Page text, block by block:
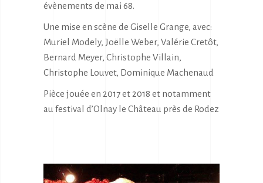
évènements de mai 68.
Une mise en scène de Giselle Grange, avec:
Muriel Modely, Joëlle Weber, Valérie Cretôt,
Bernard Meyer, Christophe Villain,
Christophe Louvet, Dominique Machenaud
Pièce jouée en 2017 et 2018 et notamment
au festival d’Olnay le Château près de Rodez